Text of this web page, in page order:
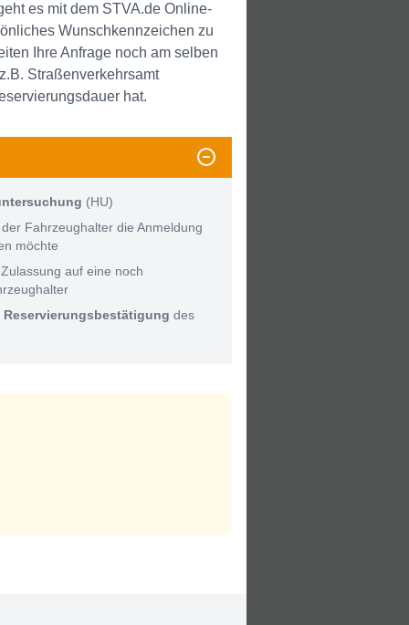
es mit dem STVA.de Online-
Wunschkennzeichen zu
Ihre Anfrage noch am selben
Straßenverkehrsamt
hat.
(HU)
Fahrzeughalter die Anmeldung
möchte
auf eine noch
Reservierungsbestätigung des